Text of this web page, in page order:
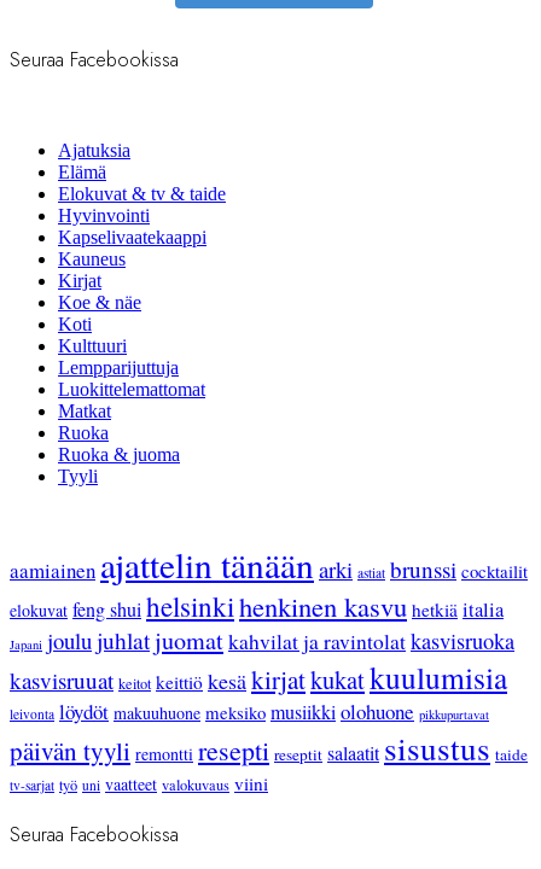
Seuraa Facebookissa
Ajatuksia
Elämä
Elokuvat & tv & taide
Hyvinvointi
Kapselivaatekaappi
Kauneus
Kirjat
Koe & näe
Koti
Kulttuuri
Lempparijuttuja
Luokittelemattomat
Matkat
Ruoka
Ruoka & juoma
Tyyli
aamiainen ajattelin tänäänarki astiat brunssi cocktailit
elokuvat feng shuihelsinkihenkinen kasvu hetkiä italia
Japani joulujuhlatjuomatkahvilat ja ravintolatkasvisruoka
kasvisruuat keitot keittiö kesäkirjatkukatkuulumisia
leivonta löydöt makuuhuone meksiko musiikkiolohuone pikkupurtavat
päivän tyyli remontti resepti reseptit salaatit sisustus taide
tv-sarjat työ uni vaatteet valokuvaus viini
Seuraa Facebookissa